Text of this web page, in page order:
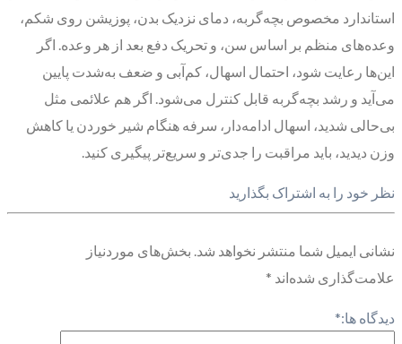
استاندارد مخصوص بچه‌گربه، دمای نزدیک بدن، پوزیشن روی شکم،
وعده‌های منظم بر اساس سن، و تحریک دفع بعد از هر وعده. اگر
این‌ها رعایت شود، احتمال اسهال، کم‌آبی و ضعف به‌شدت پایین
می‌آید و رشد بچه‌گربه قابل کنترل می‌شود. اگر هم علائمی مثل
بی‌حالی شدید، اسهال ادامه‌دار، سرفه هنگام شیر خوردن یا کاهش
وزن دیدید، باید مراقبت را جدی‌تر و سریع‌تر پیگیری کنید.
نظر خود را به اشتراک بگذارید
نشانی ایمیل شما منتشر نخواهد شد. بخش‌های موردنیاز
علامت‌گذاری شده‌اند *
دیدگاه ها:*